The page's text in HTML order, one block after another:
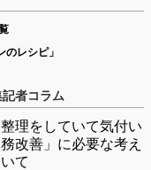
レシピ」
者コラム
理をしていて気付い
改善」に必要な考え
て